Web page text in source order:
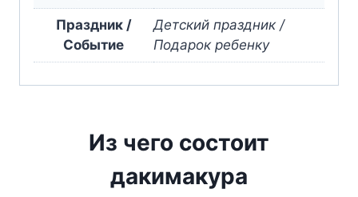
Праздник /
Событие
Детский праздник /
Подарок ребенку
Из чего состоит
дакимакура